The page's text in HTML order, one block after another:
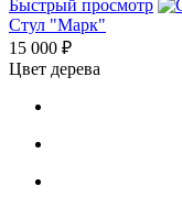
Быстрый просмотр
Стул "Марк"
15 000 ₽
Цвет дерева